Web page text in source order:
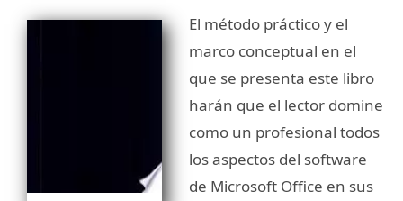
El método práctico y el
marco conceptual en el
que se presenta este libro
harán que el lector domine
como un profesional todos
los aspectos del software
de Microsoft Office en sus